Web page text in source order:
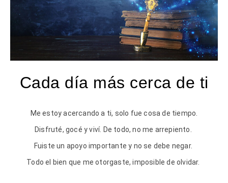
Cada día más cerca de ti
Me estoy acercando a ti, solo fue cosa de tiempo.
Disfruté, gocé y viví. De todo, no me arrepiento.
Fuiste un apoyo importante y no se debe negar.
Todo el bien que me otorgaste, imposible de olvidar.